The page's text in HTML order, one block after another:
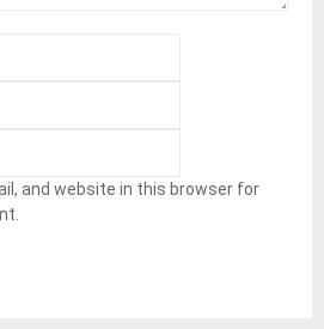
and website in this browser for